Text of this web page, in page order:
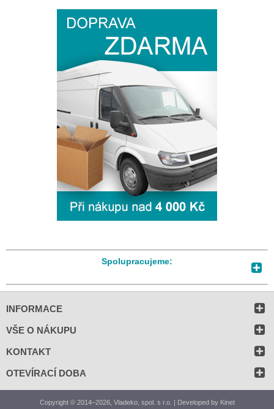
Spolupracujeme:
INFORMACE
VŠE O NÁKUPU
KONTAKT
OTEVÍRACÍ DOBA
Copyright © 2014–2026, Vladeko, spol. s r.o. | Developed by Kinet